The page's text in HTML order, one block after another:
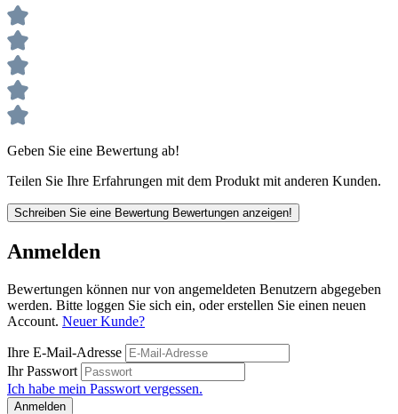
Geben Sie eine Bewertung ab!
Teilen Sie Ihre Erfahrungen mit dem Produkt mit anderen Kunden.
Schreiben Sie eine Bewertung Bewertungen anzeigen!
Anmelden
Bewertungen können nur von angemeldeten Benutzern abgegeben
werden. Bitte loggen Sie sich ein, oder erstellen Sie einen neuen
Account. Neuer Kunde?
Ihre E-Mail-Adresse
Ihr Passwort
Ich habe mein Passwort vergessen.
Anmelden